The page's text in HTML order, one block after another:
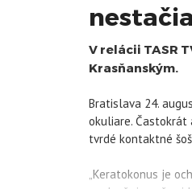
V relácii TASR
Krasňanským.
Bratislava 24.
okuliare. Častokrát
tvrdé kontaktné
„Keratokonus je